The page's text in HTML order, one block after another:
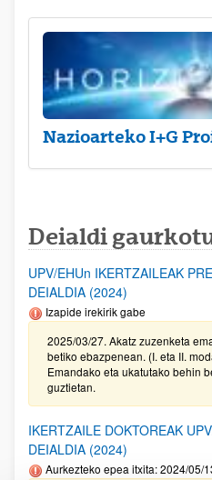
Nazioarteko I+G
Deialdi
UPV/EHUn IKERTZAILEAK
DEIALDIA (2024)
Izapide irekirik gabe
2025/03/27. Akatz zuzenketa
betiko ebazpenean. (I. eta II.
Emandako eta ukatutako behin
guztietan.
IKERTZAILE DOKTOREAK
DEIALDIA (2024)
Aurkezteko epea itxita: 2024/05/